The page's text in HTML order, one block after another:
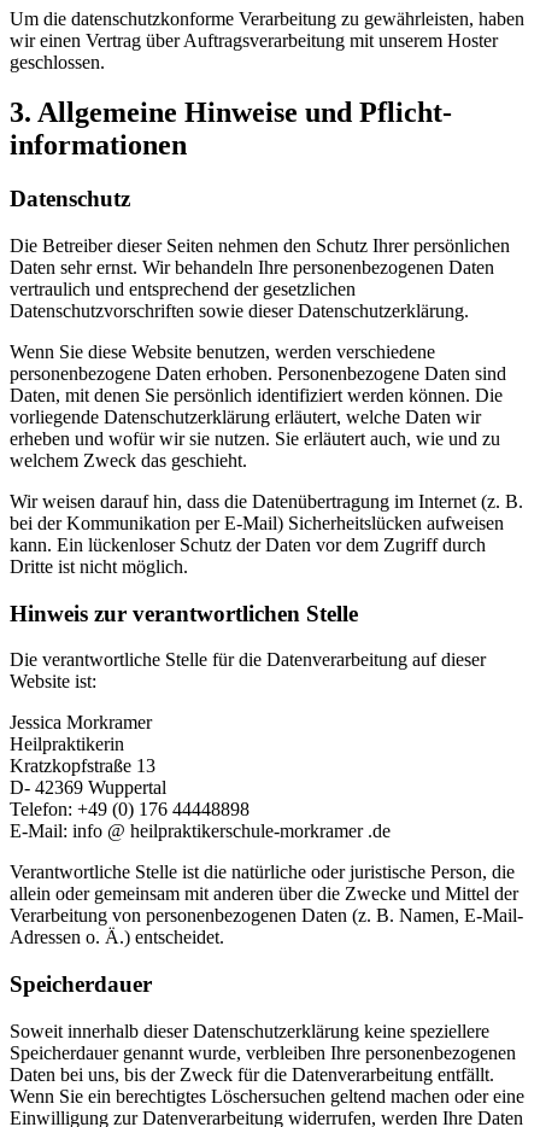
Um die datenschutzkonforme Verarbeitung zu gewährleisten, haben
wir einen Vertrag über Auftragsverarbeitung mit unserem Hoster
geschlossen.
3. Allgemeine Hinweise und Pflicht­
informationen
Datenschutz
Die Betreiber dieser Seiten nehmen den Schutz Ihrer persönlichen
Daten sehr ernst. Wir behandeln Ihre personenbezogenen Daten
vertraulich und entsprechend der gesetzlichen
Datenschutzvorschriften sowie dieser Datenschutzerklärung.
Wenn Sie diese Website benutzen, werden verschiedene
personenbezogene Daten erhoben. Personenbezogene Daten sind
Daten, mit denen Sie persönlich identifiziert werden können. Die
vorliegende Datenschutzerklärung erläutert, welche Daten wir
erheben und wofür wir sie nutzen. Sie erläutert auch, wie und zu
welchem Zweck das geschieht.
Wir weisen darauf hin, dass die Datenübertragung im Internet (z. B.
bei der Kommunikation per E-Mail) Sicherheitslücken aufweisen
kann. Ein lückenloser Schutz der Daten vor dem Zugriff durch
Dritte ist nicht möglich.
Hinweis zur verantwortlichen Stelle
Die verantwortliche Stelle für die Datenverarbeitung auf dieser
Website ist:
Jessica Morkramer
Heilpraktikerin
Kratzkopfstraße 13
D- 42369 Wuppertal
Telefon: +49 (0) 176 44448898
E-Mail: info @ heilpraktikerschule-morkramer .de
Verantwortliche Stelle ist die natürliche oder juristische Person, die
allein oder gemeinsam mit anderen über die Zwecke und Mittel der
Verarbeitung von personenbezogenen Daten (z. B. Namen, E-Mail-
Adressen o. Ä.) entscheidet.
Speicherdauer
Soweit innerhalb dieser Datenschutzerklärung keine speziellere
Speicherdauer genannt wurde, verbleiben Ihre personenbezogenen
Daten bei uns, bis der Zweck für die Datenverarbeitung entfällt.
Wenn Sie ein berechtigtes Löschersuchen geltend machen oder eine
Einwilligung zur Datenverarbeitung widerrufen, werden Ihre Daten